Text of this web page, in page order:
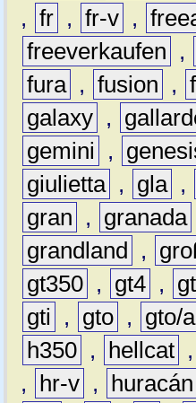
, fr , fr-v ,
freeverkaufen
,
fura , fusion ,
galaxy ,
gemini
,
giulietta , gla ,
gran
, granada
grandland
,
gt350 , gt4 ,
gti
, gto , gto/
h350 , hellcat ,
,
hr-v , huracán